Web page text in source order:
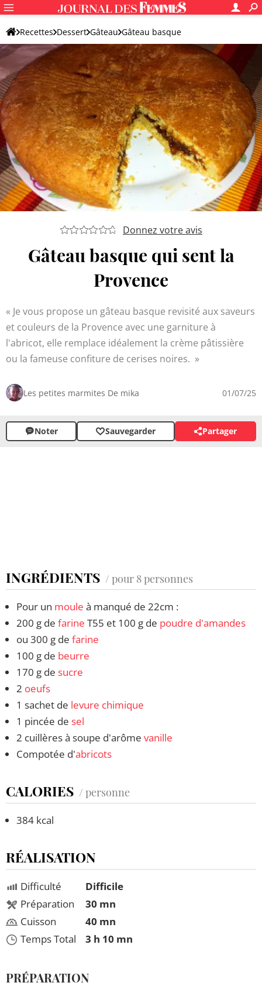
Recettes Dessert Gâteau Gâteau basque
Donnez votre avis
Gâteau basque qui sent la
Provence
Je vous propose un gâteau basque revisité aux saveurs
et couleurs de la Provence avec une garniture à
l'abricot, elle remplace idéalement la crème pâtissière
ou la fameuse confiture de cerises noires.
Les petites marmites De mika 01/07/25
Noter Sauvegarder Partager
INGRÉDIENTS / pour 8 personnes
Pour un moule à manqué de 22cm :
200 g de farine T55 et 100 g de poudre d'amandes
ou 300 g de farine
100 g de beurre
170 g de sucre
2 oeufs
1 sachet de levure chimique
1 pincée de sel
2 cuillères à soupe d'arôme vanille
Compotée d'abricots
CALORIES / personne
384 kcal
RÉALISATION
Difficulté
Préparation
Cuisson
Temps Total
Difficile
30 mn
40 mn
3 h 10 mn
PRÉPARATION